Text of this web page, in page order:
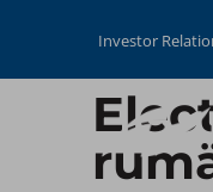
Investor